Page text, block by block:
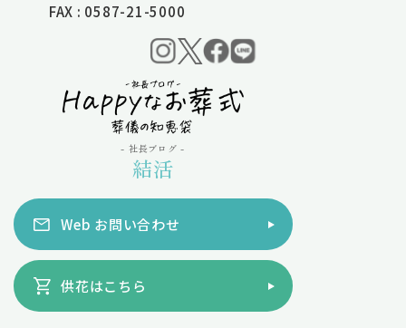
FAX : 0587-21-5000
- 社長ブログ -
結活
Web お問い合わせ
供花はこちら